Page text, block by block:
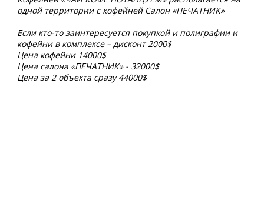
одной территории с кофейней Салон «ПЕЧАТНИК»
Если кто-то заинтересуется покупкой и полиграфии и
кофейни в комплексе – дисконт 2000$
Цена кофейни 14000$
Цена салона «ПЕЧАТНИК» - 32000$
Цена за 2 объекта сразу 44000$